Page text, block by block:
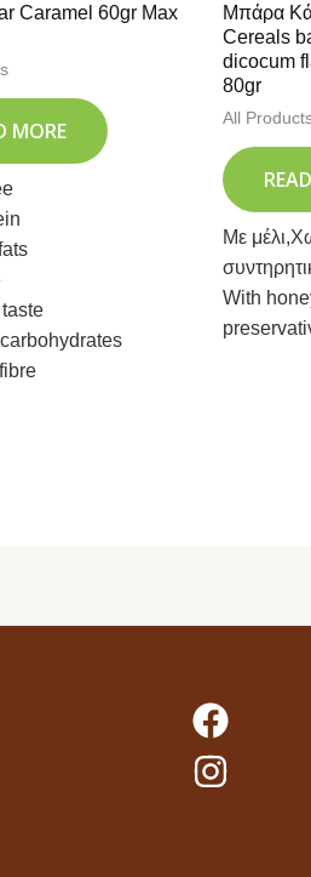
Caramel 60gr Max
MORE
Μπάρα
Cereals
dicocum
80gr
All
Με
With